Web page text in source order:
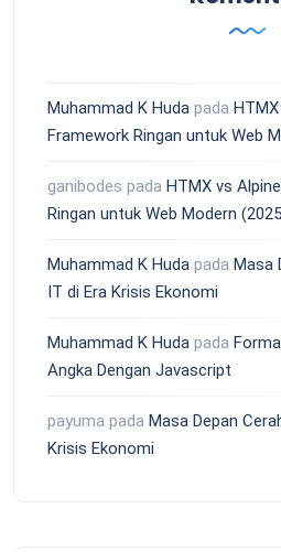
Muhammad K Huda pada
Framework Ringan untuk Web
ganibodes pada HTMX vs
Ringan untuk Web Modern
Muhammad K Huda pada Masa
IT di Era Krisis Ekonomi
Muhammad K Huda pada
Angka Dengan Javascript
payuma pada Masa Depan
Krisis Ekonomi